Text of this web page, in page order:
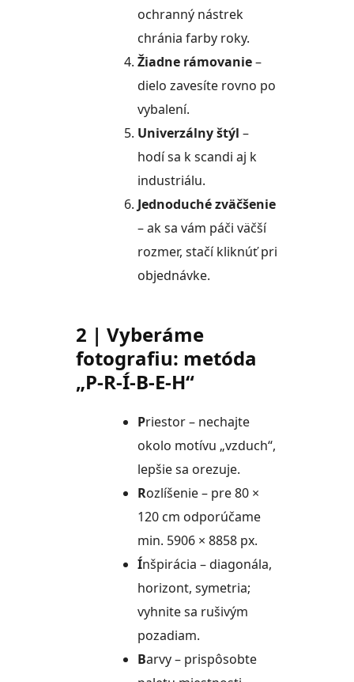
ochranný nástrek
chránia farby roky.
Žiadne rámovanie–
dielo zavesíte rovno po
vybalení.
Univerzálny štýl –
hodí sa k scandi aj k
industriálu.
Jednoduché zväčšenie
– ak sa vám páči väčší
rozmer, stačí kliknúť pri
objednávke.
2 | Vyberáme
fotografiu: metóda
„P-R-Í-B-E-H“
Priestor – nechajte
okolo motívu „vzduch“,
lepšie sa orezuje.
Rozlíšenie – pre 80 ×
120 cm odporúčame
min. 5906 × 8858 px.
Ínšpirácia – diagonála,
horizont, symetria;
vyhnite sa rušivým
pozadiam.
Barvy – prispôsobte